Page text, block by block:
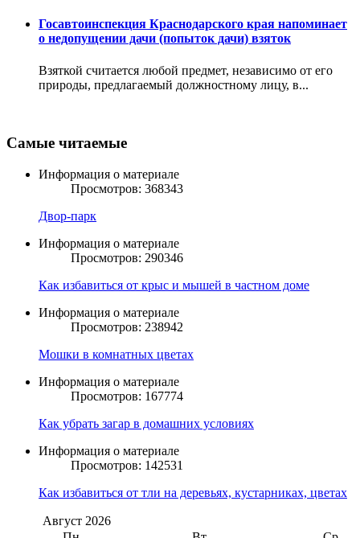
Госавтоинспекция Краснодарского края напоминает
о недопущении дачи (попыток дачи) взяток
Взяткой считается любой предмет, независимо от его
природы, предлагаемый должностному лицу, в...
Самые читаемые
Информация о материале
Просмотров: 368343
Двор-парк
Информация о материале
Просмотров: 290346
Как избавиться от крыс и мышей в частном доме
Информация о материале
Просмотров: 238942
Мошки в комнатных цветах
Информация о материале
Просмотров: 167774
Как убрать загар в домашних условиях
Информация о материале
Просмотров: 142531
Как избавиться от тли на деревьях, кустарниках, цветах
Август 2026